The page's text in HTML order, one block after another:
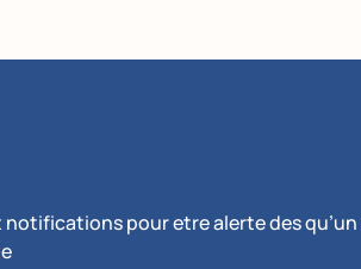
pour etre alerte des